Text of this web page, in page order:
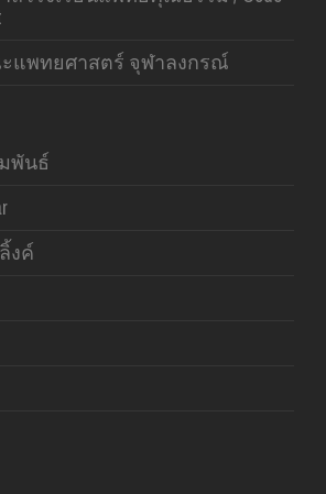
แพทยศาสตร์ จุฬาลงกรณ์
พันธ์
งค์